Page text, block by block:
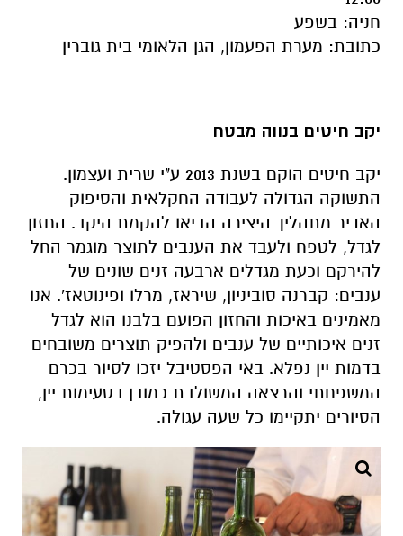
חניה: בשפע
כתובת: מערת הפעמון, הגן הלאומי בית גוברין
יקב חיטים בנווה מבטח
יקב חיטים הוקם בשנת 2013 ע"י שרית ועצמון.
התשוקה הגדולה לעבודה החקלאית והסיפוק
האדיר מתהליך היצירה הביאו להקמת היקב. החזון
לגדל, לטפח ולעבד את הענבים לתוצר מוגמר החל
להירקם וכעת מגדלים ארבעה זנים שונים של
ענבים: קברנה סוביניון, שיראז, מרלו ופינוטאז'. אנו
מאמינים באיכות והחזון הפועם בלבנו הוא לגדל
זנים איכותיים של ענבים ולהפיק תוצרים משובחים
בדמות יין נפלא. באי הפסטיבל יזכו לסיור בכרם
המשפחתי והרצאה המשולבת כמובן בטעימות יין,
הסיורים יתקיימו כל שעה עגולה.